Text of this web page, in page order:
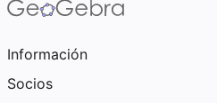
Información
Socios